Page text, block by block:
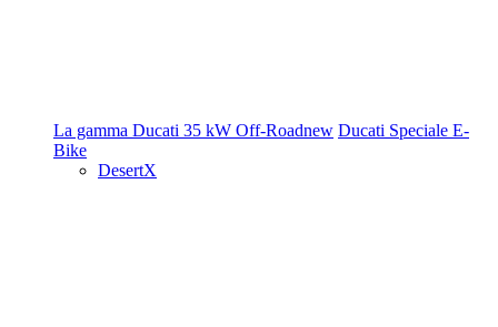
La gamma Ducati 35 kW Off-Roadnew Ducati Speciale E-
Bike
DesertX